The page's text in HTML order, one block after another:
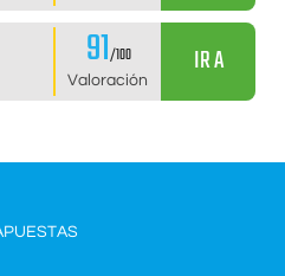
91/100
Valoración
IR A